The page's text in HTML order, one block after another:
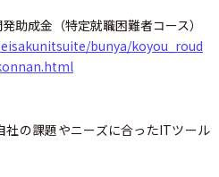
成金（特定就職困難者コース）
bunya/koyou_roud
の課題やニーズに合ったITツール